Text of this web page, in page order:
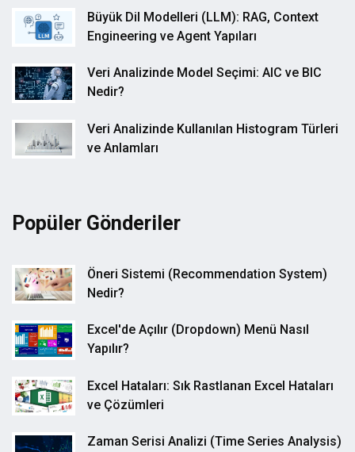
Büyük Dil Modelleri (LLM): RAG, Context
Engineering ve Agent Yapıları
Veri Analizinde Model Seçimi: AIC ve BIC
Nedir?
Veri Analizinde Kullanılan Histogram Türleri
ve Anlamları
Popüler Gönderiler
Öneri Sistemi (Recommendation System)
Nedir?
Excel'de Açılır (Dropdown) Menü Nasıl
Yapılır?
Excel Hataları: Sık Rastlanan Excel Hataları
ve Çözümleri
Zaman Serisi Analizi (Time Series Analysis)